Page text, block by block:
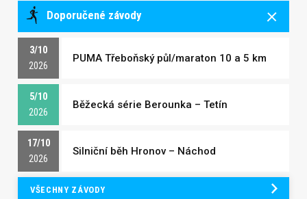
Doporučené závody
3/10
2026
PUMA Třeboňský půl/maraton 10 a 5 km
5/10
2026
Běžecká série Berounka – Tetín
17/10
2026
Silniční běh Hronov – Náchod
VŠECHNY ZÁVODY